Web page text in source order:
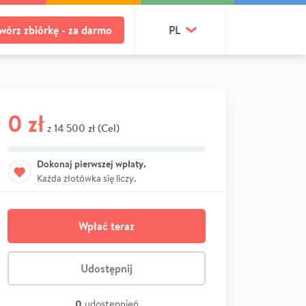
zbiórkę - za darmo PL
0 zł z 14 500 zł (Cel)
Dokonaj pierwszej wpłaty.
Każda złotówka się liczy.
Wpłać teraz
Udostępnij